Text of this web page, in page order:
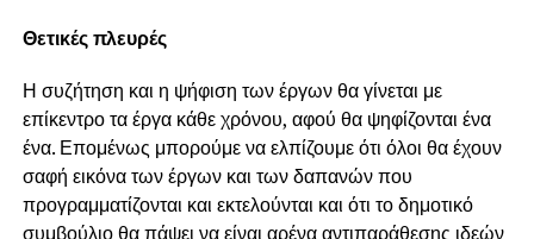
Θετικές πλευρές
Η συζήτηση και η ψήφιση των έργων θα γίνεται με
επίκεντρο τα έργα κάθε χρόνου, αφού θα ψηφίζονται ένα
ένα. Επομένως μπορούμε να ελπίζουμε ότι όλοι θα έχουν
σαφή εικόνα των έργων και των δαπανών που
προγραμματίζονται και εκτελούνται και ότι το δημοτικό
συμβούλιο θα πάψει να είναι αρένα αντιπαράθεσης ιδεών